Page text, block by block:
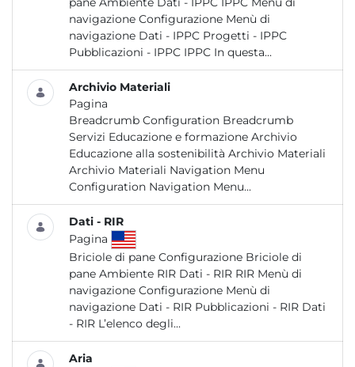
navigazione Configurazione Menù di
navigazione Dati - IPPC Progetti - IPPC
Pubblicazioni - IPPC IPPC In questa...
Archivio Materiali
Pagina
Breadcrumb Configuration Breadcrumb
Servizi Educazione e formazione Archivio
Educazione alla sostenibilità Archivio Materiali
Archivio Materiali Navigation Menu
Configuration Navigation Menu...
Dati - RIR
Pagina
Briciole di pane Configurazione Briciole di
pane Ambiente RIR Dati - RIR RIR Menù di
navigazione Configurazione Menù di
navigazione Dati - RIR Pubblicazioni - RIR Dati
- RIR L’elenco degli...
Aria